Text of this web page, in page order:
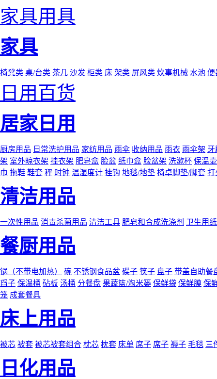
家具用具
家具
椅凳类 桌/台类 茶几 沙发 柜类 床 架类 屏风类 炊事机械 水池 便
日用百货
居家日用
厨房用品 日常洗护用品 家纺用品 雨伞 收纳用品 雨衣 雨伞架 牙
架 室外晾衣架 挂衣架 肥皂盒 脸盆 纸巾盒 脸盆架 洗漱杯 保温
巾 拖鞋 鞋套 秤 时钟 温湿度计 挂钩 地毯/地垫 椅卓脚垫/脚套 打
清洁用品
一次性用品 消毒杀菌用品 清洁工具 肥皂和合成洗涤剂 卫生用
餐厨用品
锅（不带电加热） 碗 不锈钢食品盆 碟子 筷子 盘子 带盖自助餐
舀子 保温桶 砧板 汤桶 分餐盘 果蔬篮/淘米篓 保鲜袋 保鲜膜 保
笼 成套餐具
床上用品
被芯 被套 被芯被套组合 枕芯 枕套 床单 席子 席子 褥子 毛毯 三
日化用品